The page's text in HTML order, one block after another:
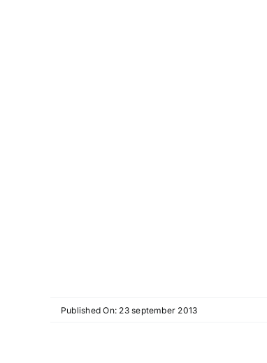
Published On: 23 september 2013